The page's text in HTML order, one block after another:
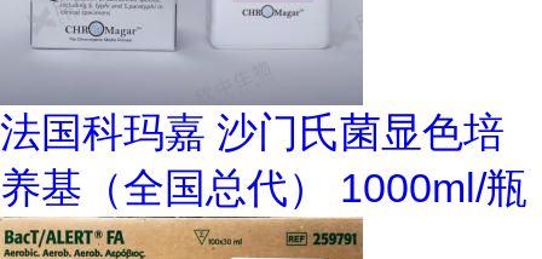
法国科玛嘉 沙门氏菌显色培
养基（全国总代） 1000ml/瓶